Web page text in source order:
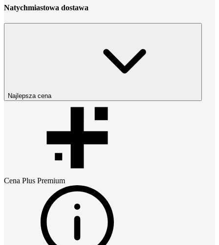
Natychmiastowa dostawa
Najlepsza cena
Cena Plus Premium